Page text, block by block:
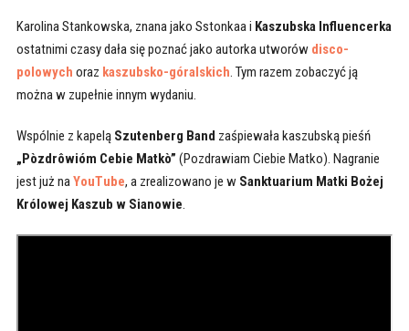
Karolina Stankowska, znana jako Sstonkaa i Kaszubska Influencerka
ostatnimi czasy dała się poznać jako autorka utworów disco-
polowych oraz kaszubsko-góralskich. Tym razem zobaczyć ją
można w zupełnie innym wydaniu.
Wspólnie z kapelą Szutenberg Band zaśpiewała kaszubską pieśń
„Pòzdrôwióm Cebie Matkò” (Pozdrawiam Ciebie Matko). Nagranie
jest już naYouTube, a zrealizowano je w Sanktuarium Matki Bożej
Królowej Kaszub w Sianowie.